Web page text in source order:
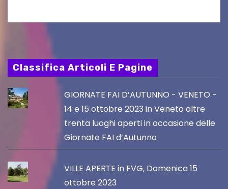
Classifica Articoli E Pagine
GIORNATE FAI D’AUTUNNO - VENETO -
14 e 15 ottobre 2023 in Veneto oltre
trenta luoghi aperti in occasione delle
Giornate FAI d’Autunno
VILLE APERTE in FVG, Domenica 15
ottobre 2023